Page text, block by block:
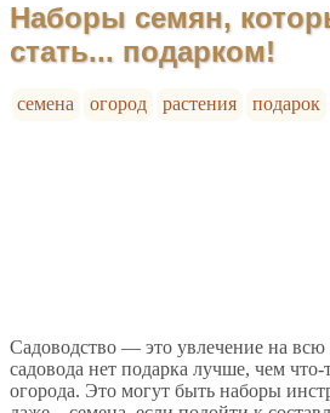
Наборы семян,
стать... подарком!
семена огород растения подарок
Садоводство — это увлечение на
садовода нет подарка лучше, чем
огорода. Это могут быть наборы